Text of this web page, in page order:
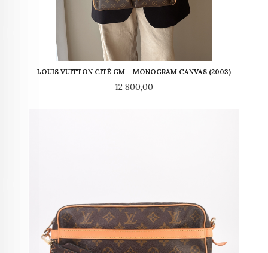
LOUIS VUITTON CITÉ GM – MONOGRAM CANVAS (2003)
Pris
12 800,00